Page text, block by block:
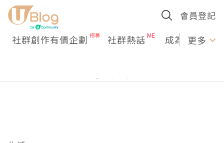
會員登記
社群創作有價企劃 社群熱話 成為U更多